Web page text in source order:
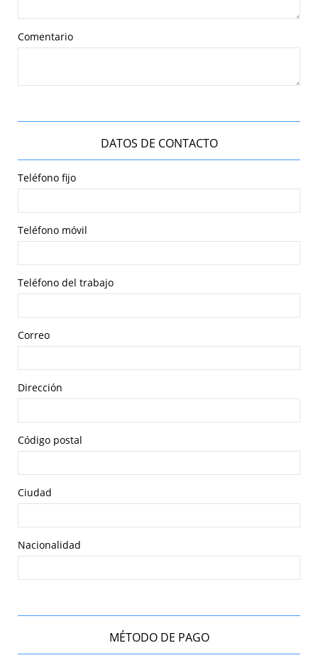
Comentario
DATOS DE CONTACTO
Teléfono fijo
Teléfono móvil
Teléfono del trabajo
Correo
Dirección
Código postal
Ciudad
Nacionalidad
MÉTODO DE PAGO